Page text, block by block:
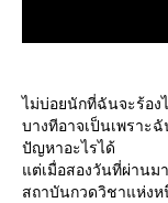
ไม่บ่อยนักที่ฉันจะร้อง
บางทีอาจเป็นเพราะ
ปัญหาอะไรได้
ต่เมื่อสองวันที่ผ่านม
สถาบันกวดวิชาแห่งห